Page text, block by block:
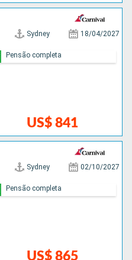
Sydney 18/04/2027
US$ 841
Pensão completa
Sydney 02/10/2027
US$ 865
Pensão completa